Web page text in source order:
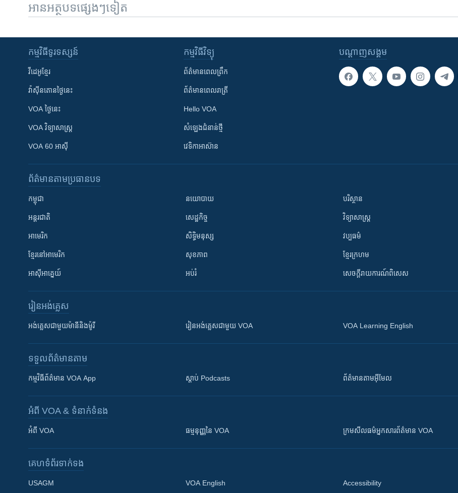
អានអត្ថបទផ្សេងៗទៀត
បណ្តាញ​សង្គម
កម្មវិធី​ទូរទស្សន៍
វីដេអូ​ខ្មែរ
វ៉ាស៊ីនតោន​ថ្ងៃ​នេះ
VOA ថ្ងៃនេះ
VOA ​វិទ្យាសាស្ត្រ
VOA 60 អាស៊ី
កម្មវិធី​វិទ្យុ
ព័ត៌មាន​ពេល​ព្រឹក
ព័ត៌មាន​​ពេល​រាត្រី
Hello VOA
សំឡេង​ជំនាន់​ថ្មី
វេទិកា​អាស៊ាន
ព័ត៌មាន​តាមប្រធានបទ​
កម្ពុជា
អន្តរជាតិ
អាមេរិក
ខ្មែរ​នៅអាមេរិក
អាស៊ីអាគ្នេយ៍
នយោបាយ
សេដ្ឋកិច្ច
សិទ្ធិមនុស្ស
សុខភាព
អប់រំ
បរិស្ថាន
វិទ្យាសាស្រ្ត
វប្បធម៌
ខ្មែរក្រហម
សេចក្តីរាយការណ៍ពិសេស
រៀន​​អង់គ្លេស
អង់គ្លេស​ជាមួយ​ម៉ានី​និង​ម៉ូរី រៀន​​​​​​អង់គ្លេស​​ជាមួយ VOA VOA Learning English
ទទួល​ព័ត៌មាន​តាម
កម្មវិធី​ព័ត៌មាន VOA App ស្តាប់ Podcasts ព័ត៌មាន​តាម​អ៊ីមែល
អំពី​ VOA & ទំនាក់ទំនង
អំពី​ VOA ធម្មនុញ្ញ​នៃ VOA ក្រម​​​សីលធម៌​​​អ្នក​​​សារព័ត៌មាន VOA
គេហទំព័រ​​ទាក់ទង
USAGM VOA English Accessibility